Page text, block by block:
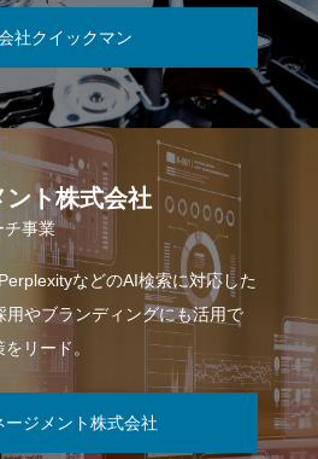
社クイックマン
ト株式会社
チ事業
などのAI検索に対応した
用やブランディングにも活用で
リード。
ージメント株式会社